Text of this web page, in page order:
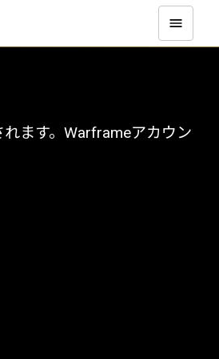
ます。Warframeアカウン